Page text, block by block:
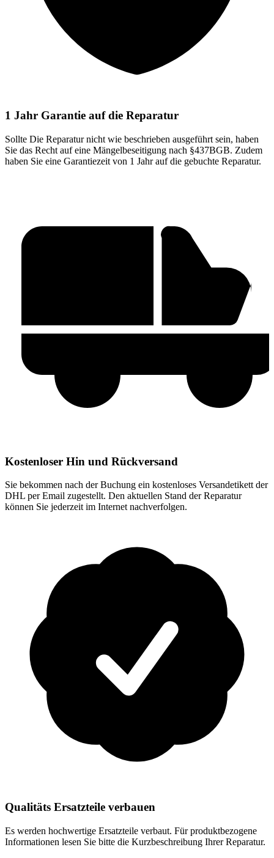
1 Jahr Garantie auf die Reparatur
Sollte Die Reparatur nicht wie beschrieben ausgeführt sein, haben
Sie das Recht auf eine Mängelbeseitigung nach §437BGB. Zudem
haben Sie eine Garantiezeit von 1 Jahr auf die gebuchte Reparatur.
Kostenloser Hin und Rückversand
Sie bekommen nach der Buchung ein kostenloses Versandetikett der
DHL per Email zugestellt. Den aktuellen Stand der Reparatur
können Sie jederzeit im Internet nachverfolgen.
Qualitäts Ersatzteile verbauen
Es werden hochwertige Ersatzteile verbaut. Für produktbezogene
Informationen lesen Sie bitte die Kurzbeschreibung Ihrer Reparatur.